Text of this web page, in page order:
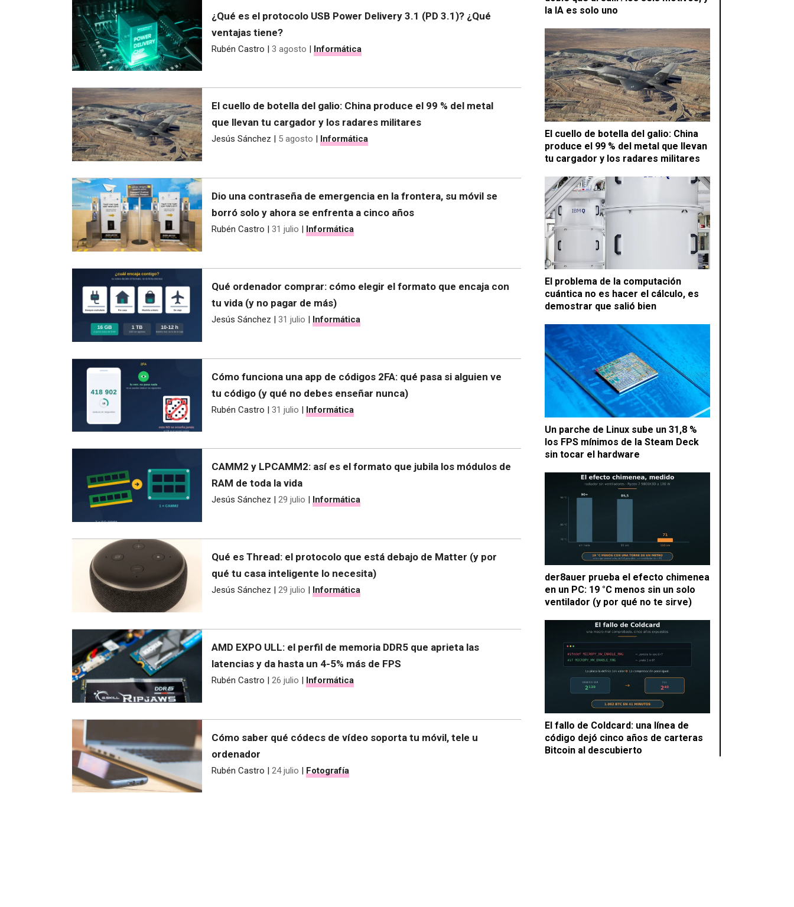
la IA es solo uno
El cuello de botella del galio: China
produce el 99 % del metal que llevan
tu cargador y los radares militares
El problema de la computación
cuántica no es hacer el cálculo, es
demostrar que salió bien
Un parche de Linux sube un 31,8 %
los FPS mínimos de la Steam Deck
sin tocar el hardware
der8auer prueba el efecto chimenea
en un PC: 19 °C menos sin un solo
ventilador (y por qué no te sirve)
El fallo de Coldcard: una línea de
código dejó cinco años de carteras
Bitcoin al descubierto
¿Qué es el protocolo USB Power Delivery 3.1 (PD 3.1)? ¿Qué
ventajas tiene?
Rubén Castro | 3 agosto | Informática
El cuello de botella del galio: China produce el 99 % del metal
que llevan tu cargador y los radares militares
Jesús Sánchez | 5 agosto | Informática
Dio una contraseña de emergencia en la frontera, su móvil se
borró solo y ahora se enfrenta a cinco años
Rubén Castro | 31 julio | Informática
Qué ordenador comprar: cómo elegir el formato que encaja con
tu vida (y no pagar de más)
Jesús Sánchez | 31 julio | Informática
Cómo funciona una app de códigos 2FA: qué pasa si alguien ve
tu código (y qué no debes enseñar nunca)
Rubén Castro | 31 julio | Informática
CAMM2 y LPCAMM2: así es el formato que jubila los módulos de
RAM de toda la vida
Jesús Sánchez | 29 julio | Informática
Qué es Thread: el protocolo que está debajo de Matter (y por
qué tu casa inteligente lo necesita)
Jesús Sánchez | 29 julio | Informática
AMD EXPO ULL: el perfil de memoria DDR5 que aprieta las
latencias y da hasta un 4-5% más de FPS
Rubén Castro | 26 julio | Informática
Cómo saber qué códecs de vídeo soporta tu móvil, tele u
ordenador
Rubén Castro | 24 julio | Fotografía